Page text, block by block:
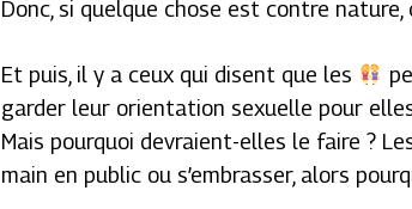
Donc, si quelque chose est contre nature,
Et puis, il y a ceux qui disent que les
garder leur orientation sexuelle pour
Mais pourquoi devraient-elles le faire ?
main en public ou s’embrasser, alors